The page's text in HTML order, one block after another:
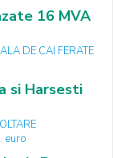
16 MVA
DE CAI FERATE
si Harsesti
euro